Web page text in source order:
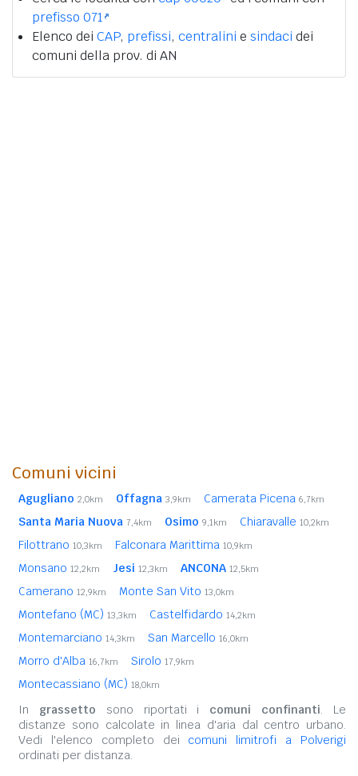
prefisso 071
Elenco dei CAP, prefissi, centralini e sindaci dei
comuni della prov. di AN
Comuni vicini
Agugliano 2,0km Offagna 3,9km Camerata Picena 6,7km
Santa Maria Nuova 7,4km Osimo 9,1km Chiaravalle 10,2km
Filottrano 10,3km Falconara Marittima 10,9km
Monsano 12,2km Jesi 12,3km ANCONA 12,5km
Camerano 12,9km Monte San Vito 13,0km
Montefano (MC) 13,3km Castelfidardo 14,2km
Montemarciano 14,3km San Marcello 16,0km
Morro d'Alba 16,7km Sirolo 17,9km
Montecassiano (MC) 18,0km
In grassetto sono riportati i comuni confinanti. Le
distanze sono calcolate in linea d'aria dal centro urbano.
Vedi l'elenco completo dei comuni limitrofi a Polverigi
ordinati per distanza.